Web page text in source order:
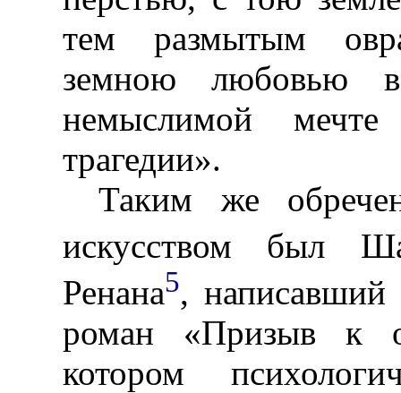
тем размытым
земною любовью
немыслимой
трагедии».
Таким же
искусством был
Ренана5, написавший
роман «Призыв к
котором